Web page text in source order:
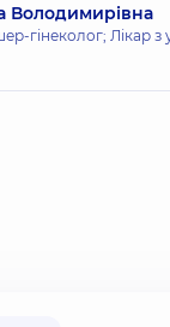
Володимирівна
гінеколог; Лікар з